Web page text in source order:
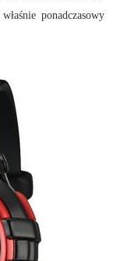
ponadczasowy